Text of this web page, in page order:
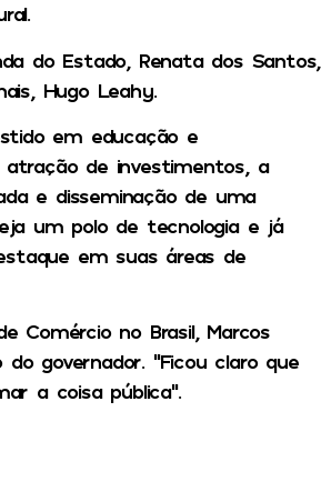
do Estado, Renata dos Santos,
Hugo Leahy.
em educação e
atração de investimentos, a
e disseminação de uma
um polo de tecnologia e já
em suas áreas de
Comércio no Brasil, Marcos
governador. “Ficou claro que
a coisa pública”.